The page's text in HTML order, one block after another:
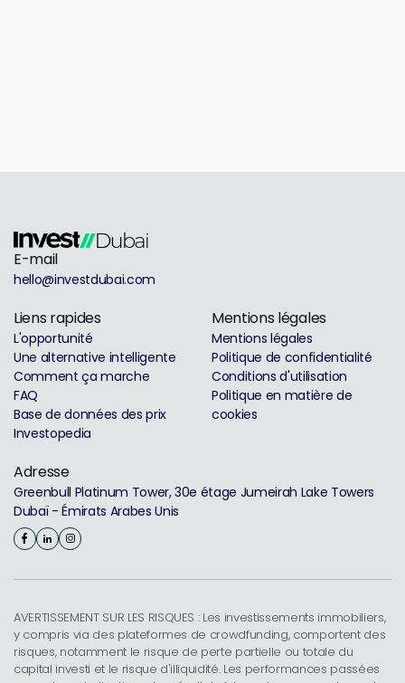
E-mail
hello@investdubai.com
Liens rapides
L'opportunité
Une alternative intelligente
Comment ça marche
FAQ
Base de données des prix
Investopedia
Mentions légales
Mentions légales
Politique de confidentialité
Conditions d'utilisation
Politique en matière de
cookies
Adresse
Greenbull Platinum Tower, 30e étage Jumeirah Lake Towers
Dubaï - Émirats Arabes Unis
AVERTISSEMENT SUR LES RISQUES : Les investissements immobiliers,
y compris via des plateformes de crowdfunding, comportent des
risques, notamment le risque de perte partielle ou totale du
capital investi et le risque d'illiquidité. Les performances passées